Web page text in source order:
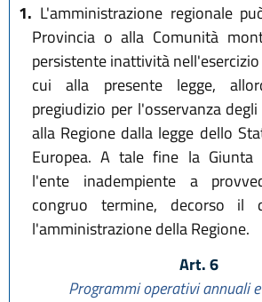
1. L'amministrazione regionale
Provincia o alla Comunità
persistente inattività
cui alla presente legge,
pregiudizio per l'osservanza
alla Regione dalla legge dello
Europea. A tale fine la Giunta
l'ente inadempiente a
congruo termine, decorso il
l'amministrazione della Regione.
Art. 6
Programmi operativi annuali